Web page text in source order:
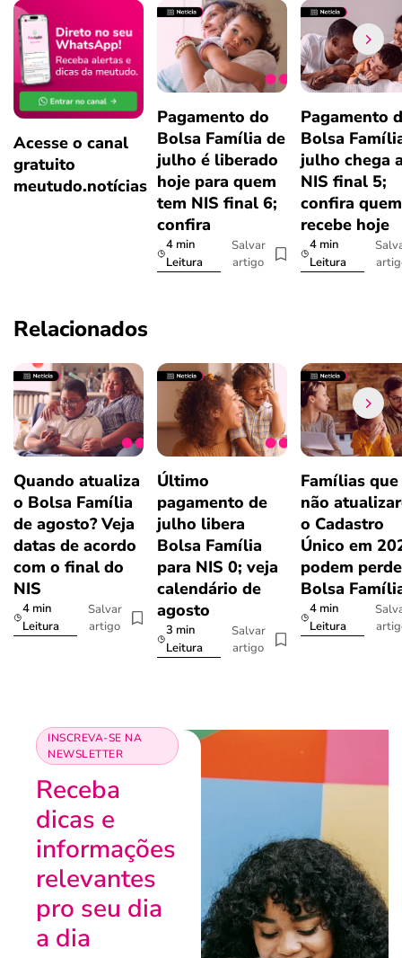
Acesse o canal
gratuito
meutudo.notícias
Pagamento do
Bolsa Família de
julho é liberado
hoje para quem
tem NIS final 6;
confira
4 min
Leitura
Salvar
artigo
Pagamento
Bolsa
julho chega
NIS final 5;
confira quem
recebe hoje
4 min
Leitura
Relacionados
Quando atualiza
o Bolsa Família
de agosto? Veja
datas de acordo
com o final do
NIS
4 min
Leitura
Salvar
artigo
Último
pagamento de
julho libera
Bolsa Família
para NIS 0; veja
calendário de
agosto
3 min
Leitura
Salvar
artigo
Famílias que
não
o Cadastro
Único em
podem
Bolsa
4 min
Leitura
INSCREVA-SE NA
NEWSLETTER
Receba
dicas e
informações
relevantes
pro seu dia
a dia